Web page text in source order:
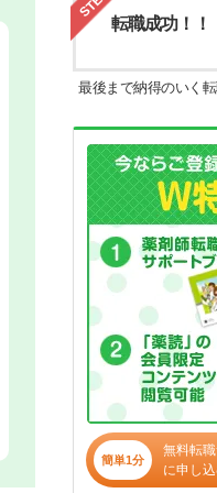
転職成功！！
最後まで納得のいく
簡単1分
無料転
に申し